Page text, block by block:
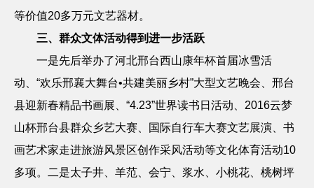
等价值20多万元文艺器材。
三、群众文体活动得到进一步活跃
一是先后举办了河北邢台西山康年杯首届冰雪活
动、 “欢乐邢襄大舞台•共建美丽乡村”大型文艺晚会、邢台
县迎新春精品书画展、“4.23”世界读书日活动、 2016云梦
山杯邢台县群众乡艺大赛、国际自行车大赛文艺展演、书
画艺术家走进旅游风景区创作采风活动等文化体育活动10
多项。二是太子井、羊范、会宁、浆水、小桃花、桃树坪